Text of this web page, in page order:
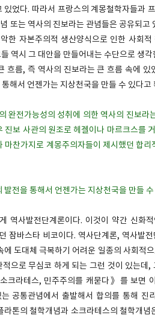
었다. 따라서 프랑스의 계몽철학자들과
또는 역사의 진보라는 관념들은 공유되고
한 자본주의적 생산양식으로 인한 사회적
역시 그 대안을 만들어내는 수단으로 생각
흐름, 즉 역사의 진보라는 큰 흐름 속에 있
해서 언젠가는 지상천국을 만들 수 있다고
완전가능성의 성취에 의한 역사의 진보라
보 사관의 원조로 헤겔이나 마르크스를
찬가지로 계몽주의자들이 제시했던 합리
전을 통해서 언젠가는 지상천국을 만들
역사발전단계론이다. 이것이 약간 신화
잠바스타 비코이다. 역사단계론, 역사발
도대체 극복하기 어려운 일종의 사회적
으로 무심코 하게 되는 그런 것이 있는데,
크라테스, 민주주의를 캐묻다》를 보면
공통관념에서 출발해서 합의를 통해 진
톤의 철학개념과 소크라테스의 철학개념